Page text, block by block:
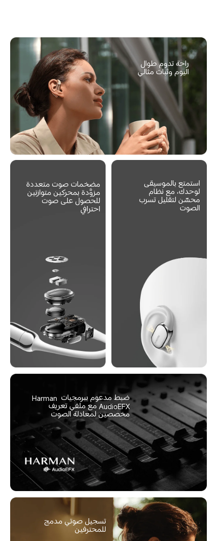
راحة تدوم طوال
اليوم وثبات مثالي
مضخمات صوت متعددة
مزوَّدة بمحركين متوازنين
للحصول على صوت
احترافي
استمتع بالموسيقى
لوحدك، مع نظام
محسّن لتقليل تسرب
الصوت
ضبط مدعوم ببرمجيات Harman
AudioEFX مع ملفي تعريف
مخصصين لمعادلة الصوت
تسجيل صوتي مدمج
للمحترفين